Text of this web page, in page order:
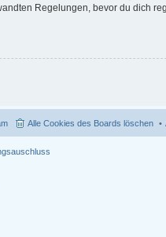
Regelungen, bevor du dich
Alle Cookies des Boards löschen